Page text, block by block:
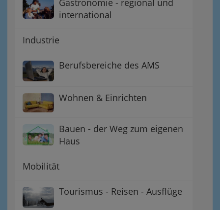
international
Industrie
Berufsbereiche des AMS
Wohnen & Einrichten
Bauen - der Weg zum eigenen
Haus
Mobilität
Tourismus - Reisen - Ausflüge